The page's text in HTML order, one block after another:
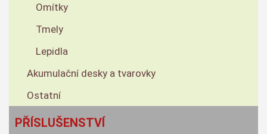
Omítky
Tmely
Lepidla
Akumulační desky a tvarovky
Ostatní
PŘÍSLUŠENSTVÍ